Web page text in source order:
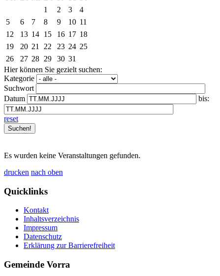
1
2 3
4
5
6 7 8 9 10 11
12
13 14 15 16 17 18
19
20 21 22 23 24 25
26
27 28 29 30 31
Hier können Sie gezielt suchen:
Kategorie
Suchwort
Datum
bis:
reset
Es wurden keine Veranstaltungen gefunden.
drucken nach oben
Quicklinks
Kontakt
Inhaltsverzeichnis
Impressum
Datenschutz
Erklärung zur Barrierefreiheit
Gemeinde Vorra